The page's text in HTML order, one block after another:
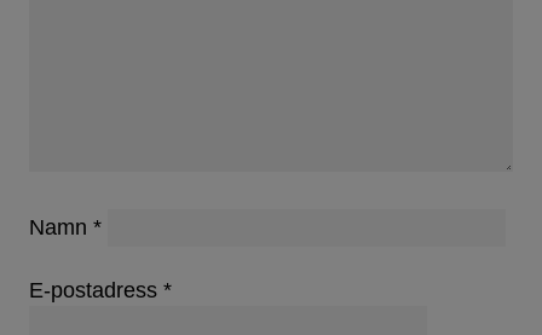
Namn *
E-postadress *